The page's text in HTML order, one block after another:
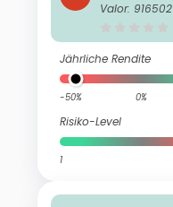
Valor: 916502
Jährliche Rendite
-50% 0%
Risiko-Level
1